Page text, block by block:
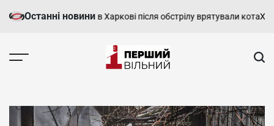
до
Останні новини
багатоповерхівки в Харкові після обстрілу врятували кота
-
харківський,